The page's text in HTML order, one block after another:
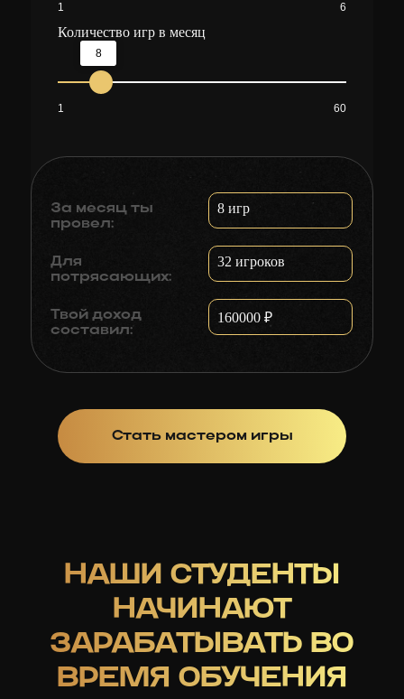
За месяц ты
провел:
Для
потрясающих:
Твой доход
составил:
1 6
Количество игр в месяц
8
1 60
8 игр
32 игроков
160000 ₽
Стать мастером игры
НАШИ СТУДЕНТЫ
НАЧИНАЮТ
ЗАРАБАТЫВАТЬ ВО
ВРЕМЯ ОБУЧЕНИЯ